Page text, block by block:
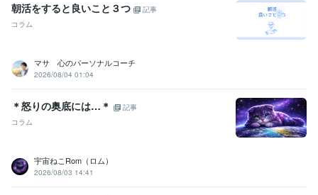
朝活をすると良いこと３つ
記事
コラム
マサ 心のパーソナルコーチ
2026/08/04 01:04
＊怒りの奥底には…＊
記事
コラム
宇宙ねこRom（ロム）
2026/08/03 14:41